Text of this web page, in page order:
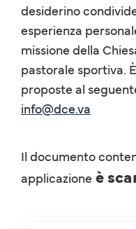
desiderino
esperienza
missione della
pastorale sportiva.
proposte al
info@dce.va
Il documento
applicazione è